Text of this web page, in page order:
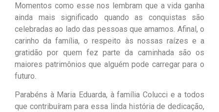
Momentos como esse nos lembram que a vida ganha
ainda mais significado quando as conquistas são
celebradas ao lado das pessoas que amamos. Afinal, o
carinho da família, o respeito às nossas raízes e a
gratidão por quem fez parte da caminhada são os
maiores patrimônios que alguém pode carregar para o
futuro.
Parabéns à Maria Eduarda, à família Colucci e a todos
que contribuíram para essa linda história de dedicação,